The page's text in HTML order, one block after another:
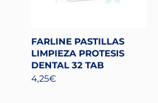
FARLINE PASTILLAS
LIMPIEZA PROTESIS
DENTAL 32 TAB
4,25€